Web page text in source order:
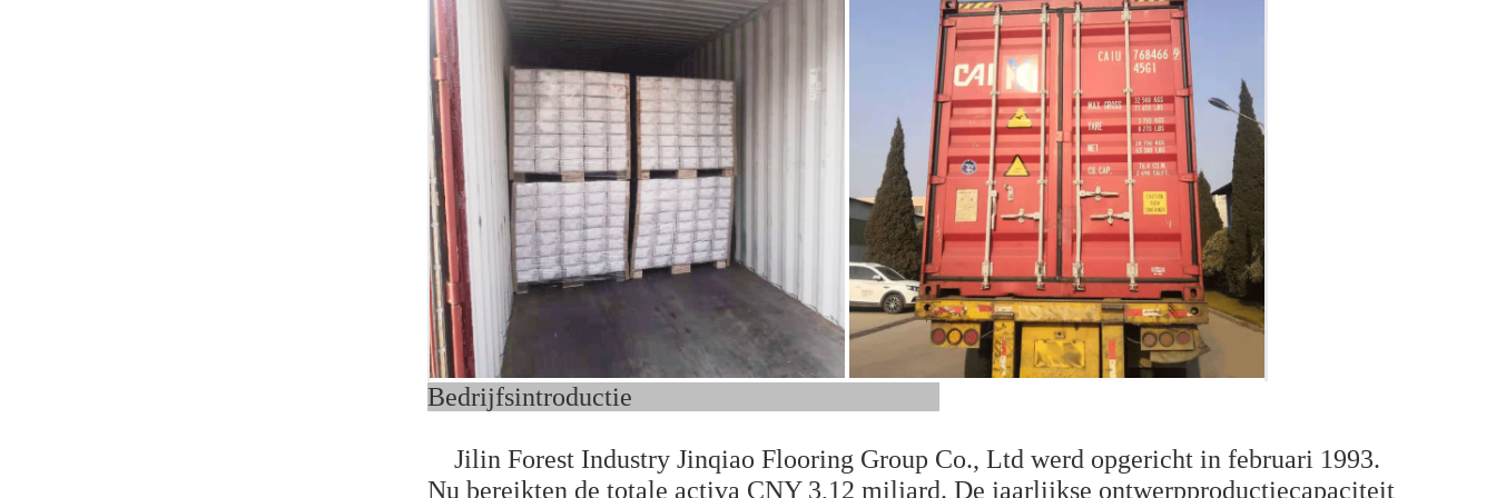
Bedrijfsintroductie
Jilin Forest Industry Jinqiao Flooring Group Co., Ltd werd opgericht in februari 1993.
Nu bereikten de totale activa CNY 3,12 miljard. De jaarlijkse ontwerpproductiecapaciteit